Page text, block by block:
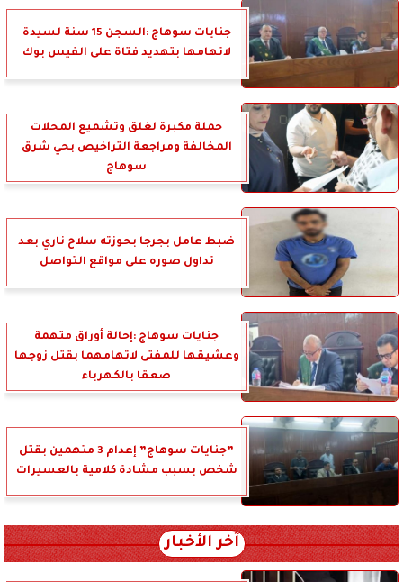
جنايات سوهاج :السجن 15 سنة لسيدة
لاتهامها بتهديد فتاة على الفيس بوك
حملة مكبرة لغلق وتشميع المحلات
المخالفة ومراجعة التراخيص بحي شرق
سوهاج
ضبط عامل بجرجا بحوزته سلاح ناري بعد
تداول صوره على مواقع التواصل
جنايات سوهاج :إحالة أوراق متهمة
وعشيقها للمفتى لاتهامهما بقتل زوجها
صعقا بالكهرباء
”جنايات سوهاج” إعدام 3 متهمين بقتل
شخص بسبب مشادة كلامية بالعسيرات
آخر الأخبار